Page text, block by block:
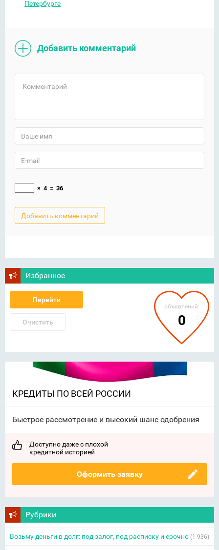
Петербурге
Добавить комментарий
× 4 = 36
Избранное
Перейти
Очистить
объявлений:
0
КРЕДИТЫ ПО ВСЕЙ РОССИИ
Быстрое рассмотрение и высокий шанс одобрения
Доступно даже с плохой
кредитной историей
Оформить заявку
Рубрики
Возьму деньги в долг: под залог, под расписку и срочно (1 936)